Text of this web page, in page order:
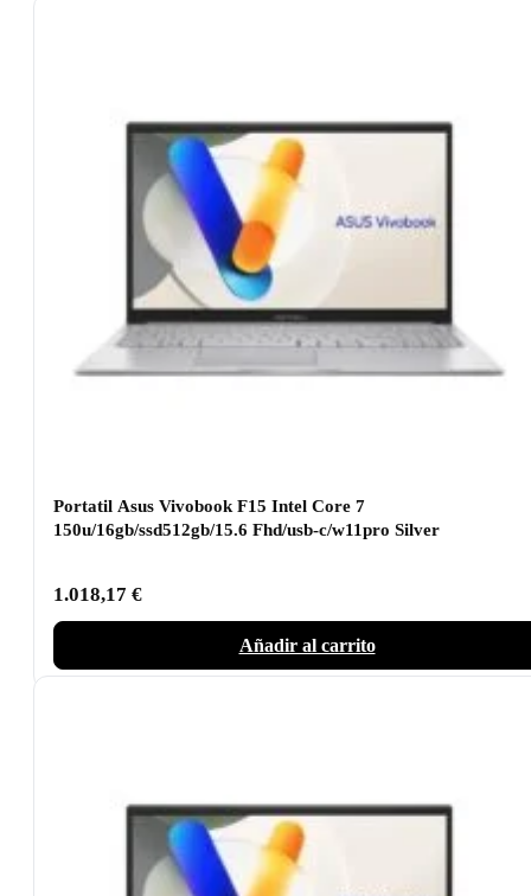
Portatil Asus Vivobook F15 Intel Core 7
150u/16gb/ssd512gb/15.6 Fhd/usb-c/w11pro Silver
1.018,17 €
Añadir al carrito